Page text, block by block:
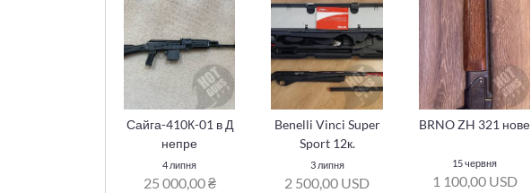
Сайга-410К-01 в Д
непре
4 липня
25 000,00 ₴
Benelli Vinci Super
Sport 12к.
3 липня
2 500,00 USD
BRNO ZH 321 нове
15 червня
1 100,00 USD